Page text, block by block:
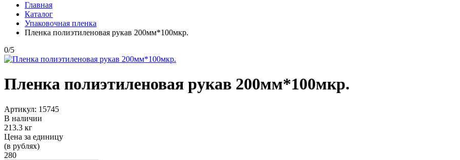
Главная
Каталог
Упаковочная пленка
Пленка полиэтиленовая рукав 200мм*100мкр.
0/5
Пленка полиэтиленовая рукав 200мм*100мкр.
Артикул: 15745
В наличии
213.3 кг
Цена за единицу
(в рублях)
280